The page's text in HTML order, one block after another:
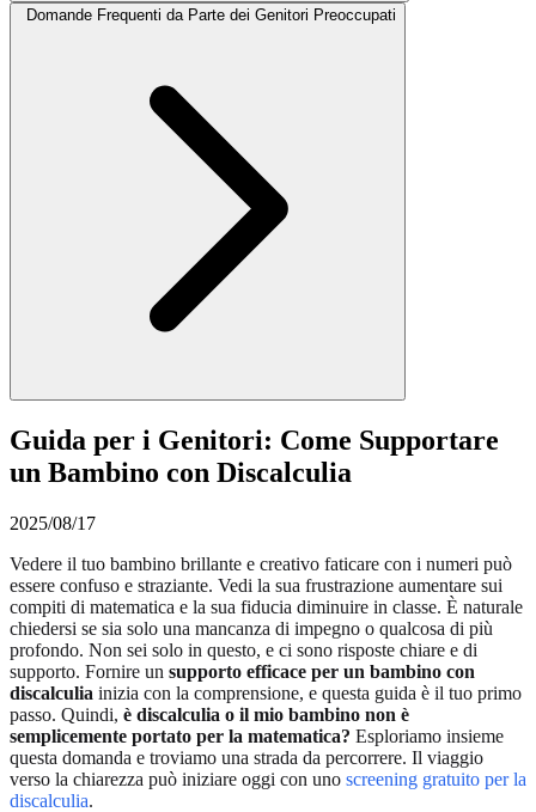
Domande Frequenti da Parte dei Genitori Preoccupati
Guida per i Genitori: Come Supportare
un Bambino con Discalculia
2025/08/17
Vedere il tuo bambino brillante e creativo faticare con i numeri può
essere confuso e straziante. Vedi la sua frustrazione aumentare sui
compiti di matematica e la sua fiducia diminuire in classe. È naturale
chiedersi se sia solo una mancanza di impegno o qualcosa di più
profondo. Non sei solo in questo, e ci sono risposte chiare e di
supporto. Fornire un supporto efficace per un bambino con
discalculia inizia con la comprensione, e questa guida è il tuo primo
passo. Quindi, è discalculia o il mio bambino non è
semplicemente portato per la matematica? Esploriamo insieme
questa domanda e troviamo una strada da percorrere. Il viaggio
verso la chiarezza può iniziare oggi con uno screening gratuito per la
discalculia.